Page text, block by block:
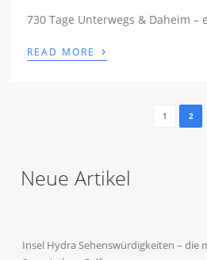
730 Tage Unterwegs & Daheim –
READ MORE ›
1 2
Neue Artikel
Insel Hydra Sehenswürdigkeiten – die